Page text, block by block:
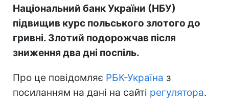
Національний банк України (НБУ)
підвищив курс польського злотого до
гривні. Злотий подорожчав після
зниження два дні поспіль.
Про це повідомляє РБК-Україна з
посиланням на дані на сайті регулятора.